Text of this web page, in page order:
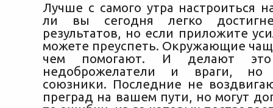
Лучше с самого утра настроиться
ли вы сегодня легко
результатов, но если приложите
можете преуспеть. Окружающие
чем помогают. И делают
недоброжелатели и враги,
союзники. Последние не
преград на вашем пути, но могут